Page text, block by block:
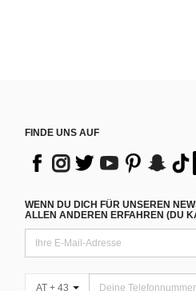
FINDE UNS AUF
WENN DU DICH FÜR UNSEREN
ALLEN ANDEREN ERFAHREN (DU
AT + 43